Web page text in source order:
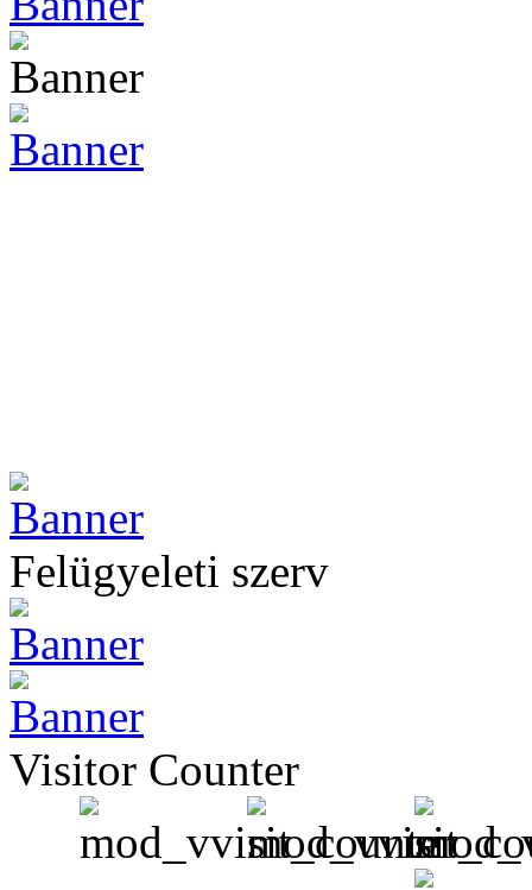
Felügyeleti szerv
Visitor Counter